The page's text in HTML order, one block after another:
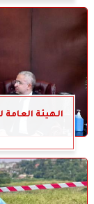
الهيئة العامة